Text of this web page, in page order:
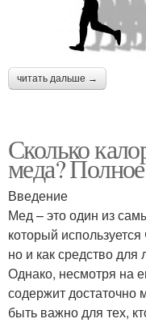
читать дальше →
Сколько
меда?
Введение
Мед – это один из
который
но и как средство
Однако, несмотря на
содержит достаточно
быть важно для тех,